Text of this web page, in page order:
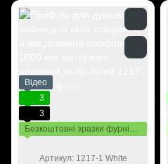
Відео
3
3
Безкоштовні зразки фурнітури
Артикул: 1217-1 White